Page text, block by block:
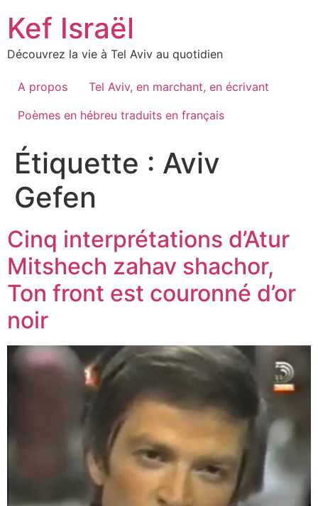
content
Kef Israël
Découvrez la vie à Tel Aviv au quotidien
A propos
Tel Aviv, en marchant, en écrivant
Poèmes en hébreu traduits en français
Étiquette : Aviv
Gefen
Cinq interprétations d’Atur
Mitshech zahav shachor,
Ton front est couronné d’or
noir